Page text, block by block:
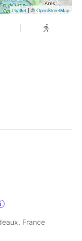
Leaflet| © OpenStreetMap
France